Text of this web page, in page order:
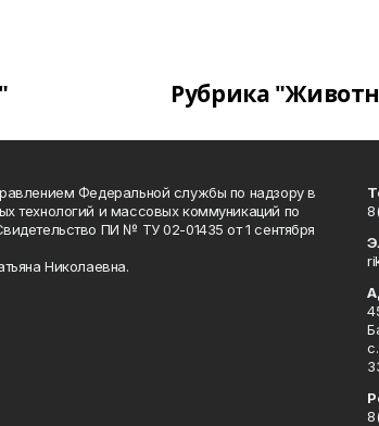
Рубрика
Федеральной службы по надзору в
технологий и массовых коммуникаций по
ПИ № ТУ 02-01435 от 1 сентября
Николаевна.